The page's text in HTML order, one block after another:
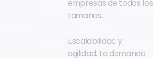
empresas de todos los
tamaños.
Escalabilidad y
agilidad. La demanda